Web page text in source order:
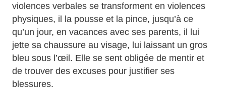
violences verbales se transforment en violences
physiques, il la pousse et la pince, jusqu’à ce
qu’un jour, en vacances avec ses parents, il lui
jette sa chaussure au visage, lui laissant un gros
bleu sous l’œil. Elle se sent obligée de mentir et
de trouver des excuses pour justifier ses
blessures.